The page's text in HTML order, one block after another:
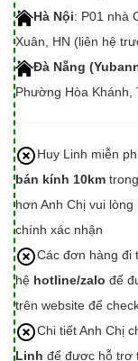
Hà Nội: P01 nhà
Xuân, HN (liên hệ
Đà Nẵng
Phường Hòa
Huy Linh miễn
bán kính 10km
hơn Anh Chị vui lòng
chính xác nhận
Các đơn hàng đi
hệ hotline/zalo để
trên website để
Chi tiết Anh Chị
Linh để được hỗ trợ